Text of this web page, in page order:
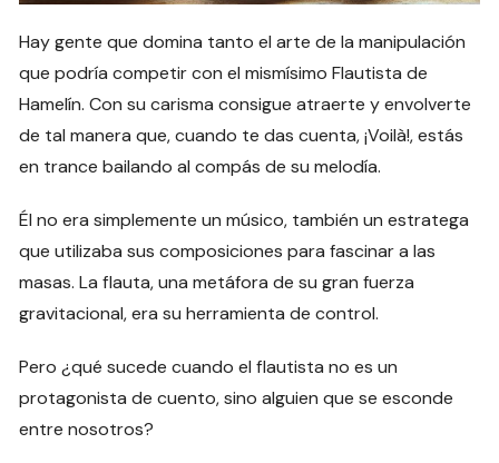
Hay gente que domina tanto el arte de la manipulación
que podría competir con el mismísimo Flautista de
Hamelín. Con su carisma consigue atraerte y envolverte
de tal manera que, cuando te das cuenta, ¡Voilà!, estás
en trance bailando al compás de su melodía.
Él no era simplemente un músico, también un estratega
que utilizaba sus composiciones para fascinar a las
masas. La flauta, una metáfora de su gran fuerza
gravitacional, era su herramienta de control.
Pero ¿qué sucede cuando el flautista no es un
protagonista de cuento, sino alguien que se esconde
entre nosotros?